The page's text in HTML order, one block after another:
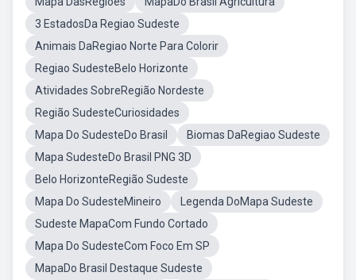
3 EstadosDa Regiao Sudeste
Animais DaRegiao Norte Para Colorir
Regiao SudesteBelo Horizonte
Atividades SobreRegião Nordeste
Região SudesteCuriosidades
Mapa Do SudesteDo Brasil
Biomas DaRegiao Sudeste
Mapa SudesteDo Brasil PNG 3D
Belo HorizonteRegião Sudeste
Mapa Do SudesteMineiro
Legenda DoMapa Sudeste
Sudeste MapaCom Fundo Cortado
Mapa Do SudesteCom Foco Em SP
MapaDo Brasil Destaque Sudeste